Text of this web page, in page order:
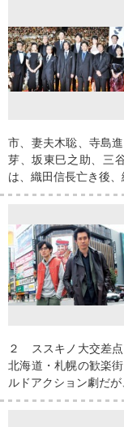
市、妻夫木聡、寺島
芽、坂東巳之助、三
は、織田信長亡き後、
２ ススキノ大交差点
北海道・札幌の歓楽
ルドアクション劇だが